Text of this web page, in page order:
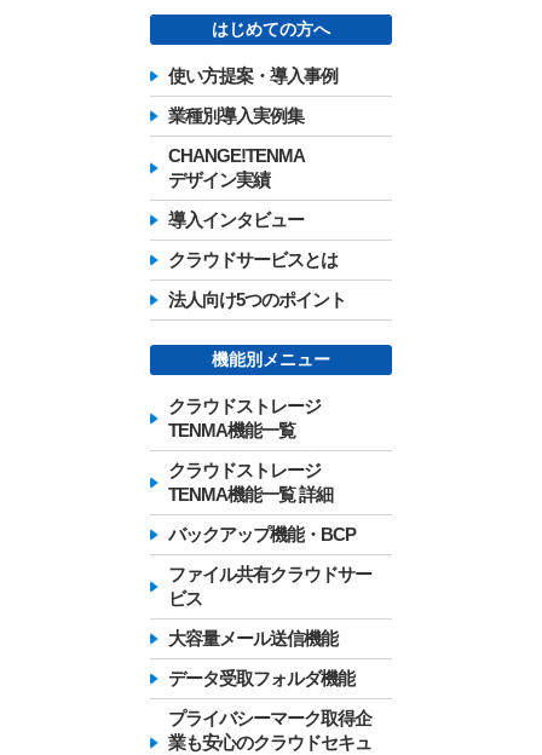
はじめての方へ
使い方提案・導入事例
業種別導入実例集
CHANGE!TENMA
デザイン実績
導入インタビュー
クラウドサービスとは
法人向け5つのポイント
機能別メニュー
クラウドストレージ
TENMA機能一覧
クラウドストレージ
TENMA機能一覧 詳細
バックアップ機能・BCP
ファイル共有クラウドサー
ビス
大容量メール送信機能
データ受取フォルダ機能
プライバシーマーク取得企
業も安心のクラウドセキュ